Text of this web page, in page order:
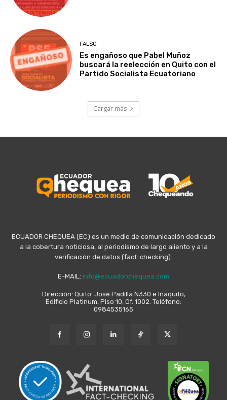
FALSO
Es engañoso que Pabel Muñoz
buscará la reelección en Quito con el
Partido Socialista Ecuatoriano
Cargar más
ECUADOR CHEQUEA (EC) es un medio de comunicación dedicado
a la cobertura noticiosa, al periodismo de largo aliento y a la
verificación de datos (fact-checking).
E-MAIL: info@ecuadorchequea.com
Dirección: Quito: José Padilla N330 e Iñaquito,
Edificio Platinum, Piso 10, Of. 1002. Teléfono:
0984535165